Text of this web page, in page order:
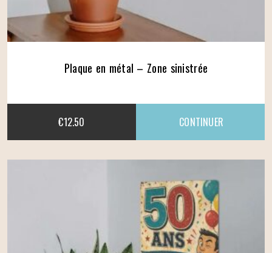
Plaque en métal – Zone sinistrée
€12.50